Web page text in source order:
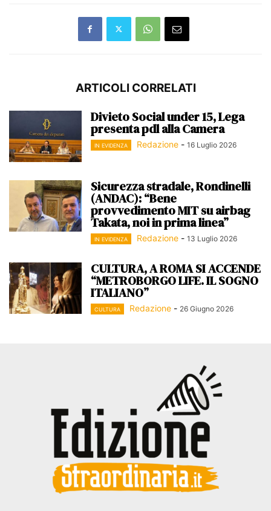
ARTICOLI CORRELATI
Divieto Social under 15, Lega
presenta pdl alla Camera
IN EVIDENZA Redazione - 16 Luglio 2026
Sicurezza stradale, Rondinelli
(ANDAC): “Bene
provvedimento MIT su airbag
Takata, noi in prima linea”
IN EVIDENZA Redazione - 13 Luglio 2026
CULTURA, A ROMA SI ACCENDE
“METROBORGO LIFE. IL SOGNO
ITALIANO”
CULTURA Redazione - 26 Giugno 2026